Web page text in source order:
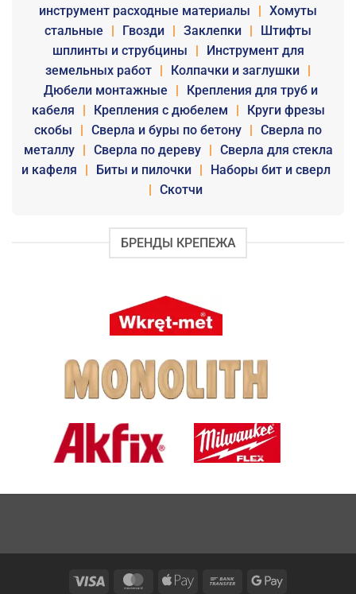
инструмент расходные материалы
| Хомуты
стальные
| Гвозди | Заклепки |
Штифты
шплинты и струбцины
|
Инструмент для
земельных работ | Колпачки и заглушки |
Дюбели монтажные
|
Крепления для труб и
кабеля
| Крепления с дюбелем |
Круги фрезы
скобы
| Сверла и буры по бетону | Сверла по
металлу
| Сверла по дереву | Сверла для стекла
и кафеля
| Биты и пилочки |
Наборы бит и сверл
| Скотчи
БРЕНДЫ КРЕПЕЖА
Visa MasterCardApple
Bank
Google